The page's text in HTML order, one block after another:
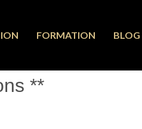
FORMATION BLOG
**